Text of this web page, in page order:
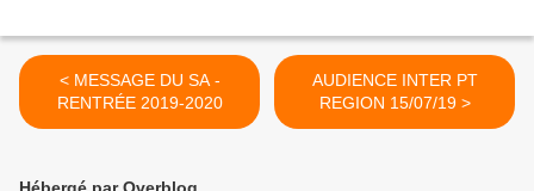
< MESSAGE DU SA -
RENTRÉE 2019-2020
AUDIENCE INTER PT
REGION 15/07/19 >